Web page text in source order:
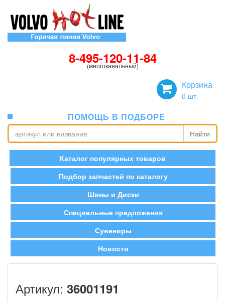
8-495-120-11-84
(многоканальный)
Корзина
0 шт.
ПОМОЩЬ В ПОДБОРЕ
Найти
Каталог популярных товаров
Подбор запчастей по каталогу
Шины и Диски
Специальные предложения
Сувениры
Новости
Артикул: 36001191